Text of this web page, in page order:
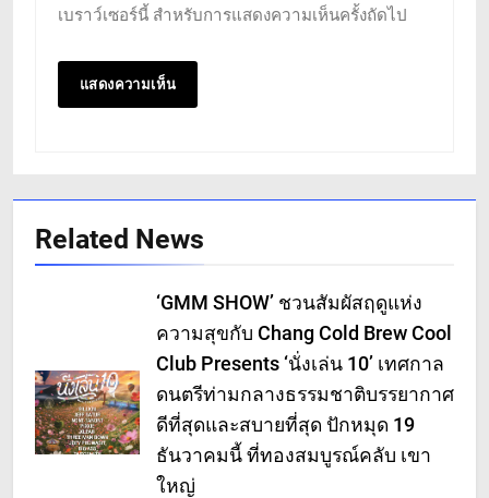
เบราว์เซอร์นี้ สำหรับการแสดงความเห็นครั้งถัดไป
Related News
‘GMM SHOW’ ชวนสัมผัสฤดูแห่ง
ความสุขกับ Chang Cold Brew Cool
Club Presents ‘นั่งเล่น 10’ เทศกาล
ดนตรีท่ามกลางธรรมชาติบรรยากาศ
ดีที่สุดและสบายที่สุด ปักหมุด 19
ธันวาคมนี้ ที่ทองสมบูรณ์คลับ เขา
ใหญ่